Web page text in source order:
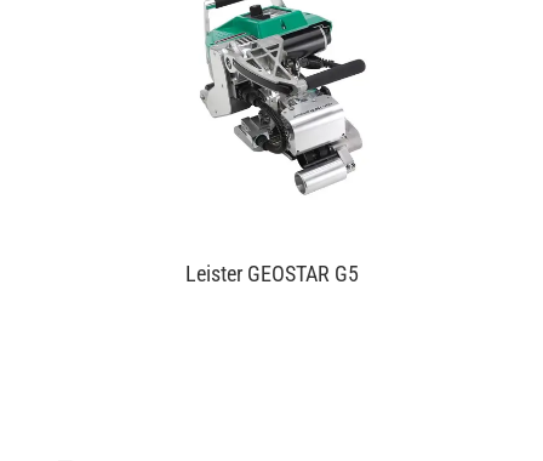
Leister GEOSTAR G5